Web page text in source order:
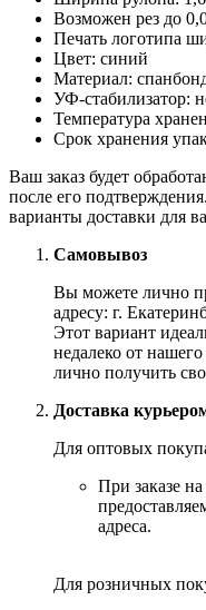
Возможен рез до
Печать логотипа
Цвет: синий
Материал:
УФ-стабилизатор:
Температура
Срок хранения
Ваш заказ будет
после его
варианты доставки для
Самовывоз
Вы можете лично
адресу: г.
Этот вариант
недалеко от
лично получить
Доставка
Для оптовых
При заказе
адреса.
Для розничных